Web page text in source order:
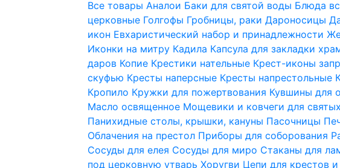
Все товарыАналои Баки для святой воды Блюда
церковные Голгофы Гробницы, ракиДароносицы
икон Евхаристический набор и принадлежности
Иконки на митру Кадила Капсула для закладки
даров Копие Крестики нательные Крест-иконы
скуфью Кресты наперсные Кресты напрестольные
Кропило Кружки для пожертвования Кувшины для
Масло освященное Мощевики и ковчеги для
Панихидные столы, крышки, кануны Пасочницы
Облачения на престол Приборы для соборования
Сосуды для елея Сосуды для миро Стаканы для
под церковную утварьХоругви Цепи для крестов и